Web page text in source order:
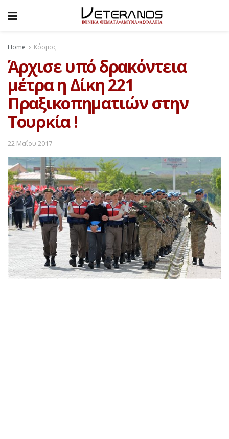
Home Κόσμος
Άρχισε υπό δρακόντεια
μέτρα η Δίκη 221
Πραξικοπηματιών στην
Τουρκία !
22 Μαΐου 2017